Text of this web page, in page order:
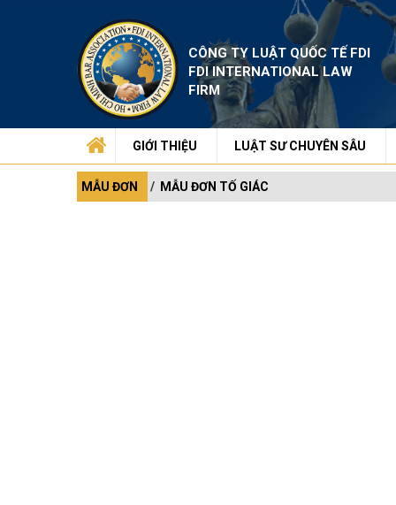
CÔNG TY LUẬT QUỐC TẾ FDI
FDI INTERNATIONAL LAW
FIRM
GIỚI THIỆU LUẬT SƯ CHUYÊN SÂU
MẪU ĐƠN MẪU ĐƠN TỐ GIÁC